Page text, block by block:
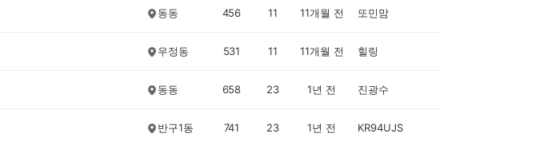
동동 456 11 11개월 전 또민맘
우정동 531 11 11개월 전 힐링
동동 658 23 1년 전 진광수
반구1동 741 23 1년 전 KR94UJS